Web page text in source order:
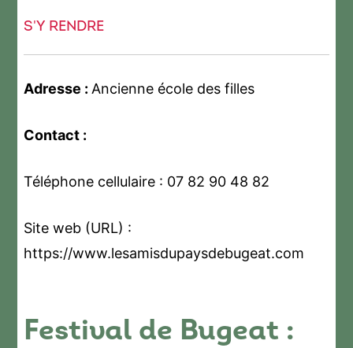
S'Y RENDRE
Adresse : Ancienne école des filles
Contact :
Téléphone cellulaire : 07 82 90 48 82
Site web (URL) :
https://www.lesamisdupaysdebugeat.com
Festival de Bugeat :